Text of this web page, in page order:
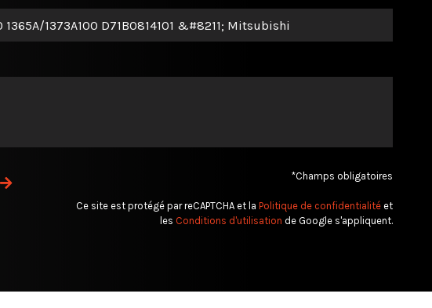
*Champs obligatoires
Ce site est protégé par reCAPTCHA et la Politique de confidentialité et
les Conditions d'utilisation de Google s'appliquent.